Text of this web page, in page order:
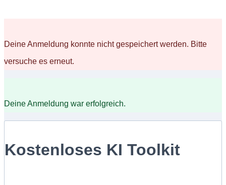
Deine Anmeldung konnte nicht gespeichert werden. Bitte
versuche es erneut.
Deine Anmeldung war erfolgreich.
Kostenloses KI Toolkit